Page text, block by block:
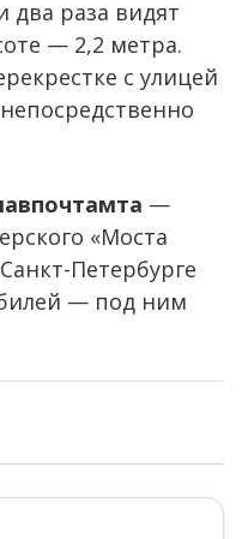
два раза видят
— 2,2 метра.
с улицей
—
«Моста
Петербурге
— под ним